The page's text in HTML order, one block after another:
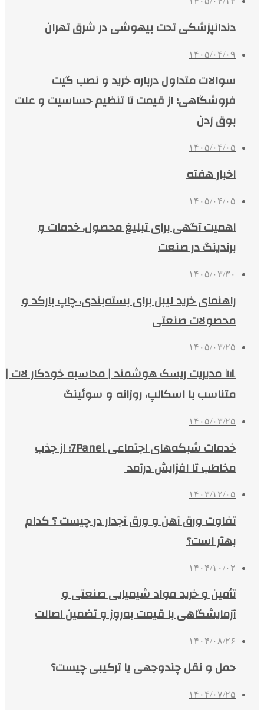
دندانپزشکی تحت بیهوشی در شرق تهران
۱۴۰۵/۰۴/۰۹
سوالات متداول درباره خرید و نصب گیت
فروشگاهی؛ از قیمت تا تنظیم حساسیت و علت
بوق زدن
۱۴۰۵/۰۴/۰۵
اخبار هفته
۱۴۰۵/۰۴/۰۵
اهمیت آگهی برای تبلیغ محصول، خدمات و
برندینگ در صنعت
۱۴۰۵/۰۳/۳۰
راهنمای خرید لیبل برای بسته‌بندی، چاپ بارکد و
محصولات صنعتی
۱۴۰۵/۰۳/۲۵
📊 مدیریت ریسک هوشمند | محاسبه خودکار لات |
متناسب با اسکالپ، روزانه و سوئینگ
۱۴۰۵/۰۳/۲۵
خدمات شبکه‌های اجتماعی 7Panel؛ از جذب
مخاطب تا افزایش درآمد
۱۴۰۳/۱۲/۰۵
تفاوت ورق آهن و ورق آجدار در چیست ؟ کدام
بهتر است؟
۱۴۰۴/۱۰/۰۲
تأمین و خرید مواد شیمیایی صنعتی و
آزمایشگاهی با قیمت به‌روز و تضمین اصالت
۱۴۰۴/۰۸/۲۶
حمل و نقل چندوجهی یا ترکیبی چیست؟
۱۴۰۴/۰۷/۲۵